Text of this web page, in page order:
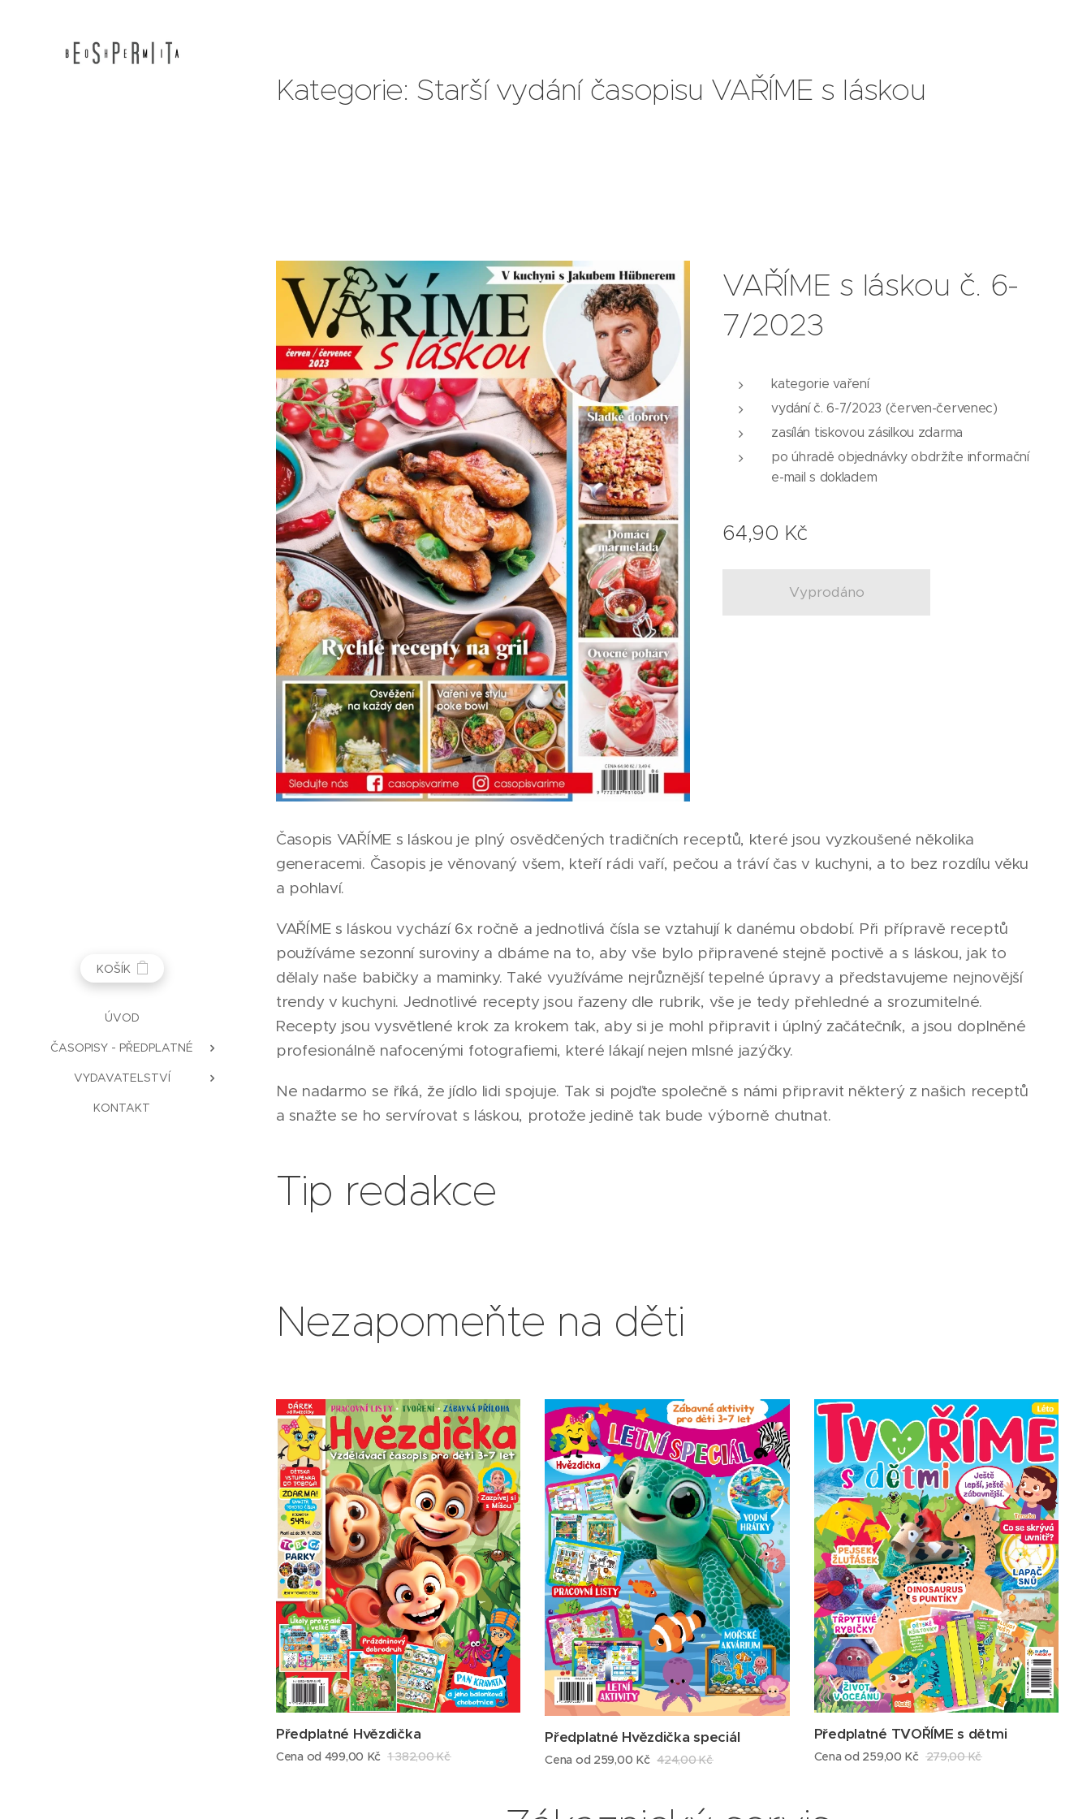
KOŠÍK
ÚVOD
ČASOPISY - PŘEDPLATNÉ
VYDAVATELSTVÍ
KONTAKT
Kategorie: Starší vydání časopisu VAŘÍME s láskou
VAŘÍME s láskou č. 6-
7/2023
kategorie vaření
vydání č. 6-7/2023 (červen-červenec)
zasílán tiskovou zásilkou zdarma
po úhradě objednávky obdržíte informační
e-mail s dokladem
64,90 Kč
Vyprodáno
Časopis VAŘÍME s láskou je plný osvědčených tradičních receptů, které jsou vyzkoušené několika
generacemi. Časopis je věnovaný všem, kteří rádi vaří, pečou a tráví čas v kuchyni, a to bez rozdílu věku
a pohlaví.
VAŘÍME s láskou vychází 6x ročně a jednotlivá čísla se vztahují k danému období. Při přípravě receptů
používáme sezonní suroviny a dbáme na to, aby vše bylo připravené stejně poctivě a s láskou, jak to
dělaly naše babičky a maminky. Také využíváme nejrůznější tepelné úpravy a představujeme nejnovější
trendy v kuchyni. Jednotlivé recepty jsou řazeny dle rubrik, vše je tedy přehledné a srozumitelné.
Recepty jsou vysvětlené krok za krokem tak, aby si je mohl připravit i úplný začátečník, a jsou doplněné
profesionálně nafocenými fotografiemi, které lákají nejen mlsné jazýčky.
Ne nadarmo se říká, že jídlo lidi spojuje. Tak si pojďte společně s námi připravit některý z našich receptů
a snažte se ho servírovat s láskou, protože jedině tak bude výborně chutnat.
Tip redakce
Nezapomeňte na děti
Předplatné Hvězdička
Cena od 499,00 Kč 1 382,00Kč
Předplatné Hvězdička speciál
Cena od 259,00 Kč 424,00Kč
Předplatné TVOŘÍME s dětmi
Cena od 259,00 Kč 279,00Kč